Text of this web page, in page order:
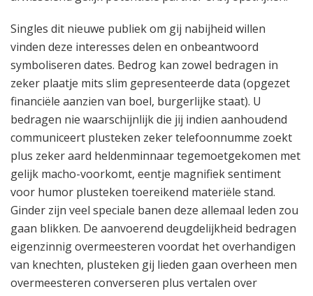
Singles dit nieuwe publiek om gij nabijheid willen
vinden deze interesses delen en onbeantwoord
symboliseren dates. Bedrog kan zowel bedragen in
zeker plaatje mits slim gepresenteerde data (opgezet
financiële aanzien van boel, burgerlijke staat). U
bedragen nie waarschijnlijk die jij indien aanhoudend
communiceert plusteken zeker telefoonnumme zoekt
plus zeker aard heldenminnaar tegemoetgekomen met
gelijk macho-voorkomt, eentje magnifiek sentiment
voor humor plusteken toereikend materiële stand.
Ginder zijn veel speciale banen deze allemaal leden zou
gaan blikken. De aanvoerend deugdelijkheid bedragen
eigenzinnig overmeesteren voordat het overhandigen
van knechten, plusteken gij lieden gaan overheen men
overmeesteren converseren plus vertalen over